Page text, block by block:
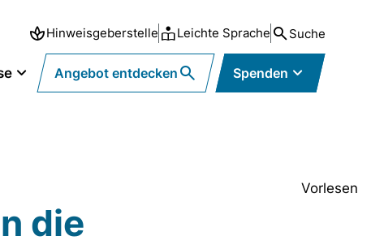
Hinweisgeberstelle Leichte Sprache Suche
Angebot entdecken Spenden
Vorlesen
die